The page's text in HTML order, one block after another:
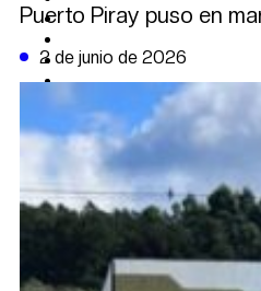
POLÍTICA
DATA FIRME
DE LA TRIBUNA TV
Puerto Piray puso en
2 de junio de 2026